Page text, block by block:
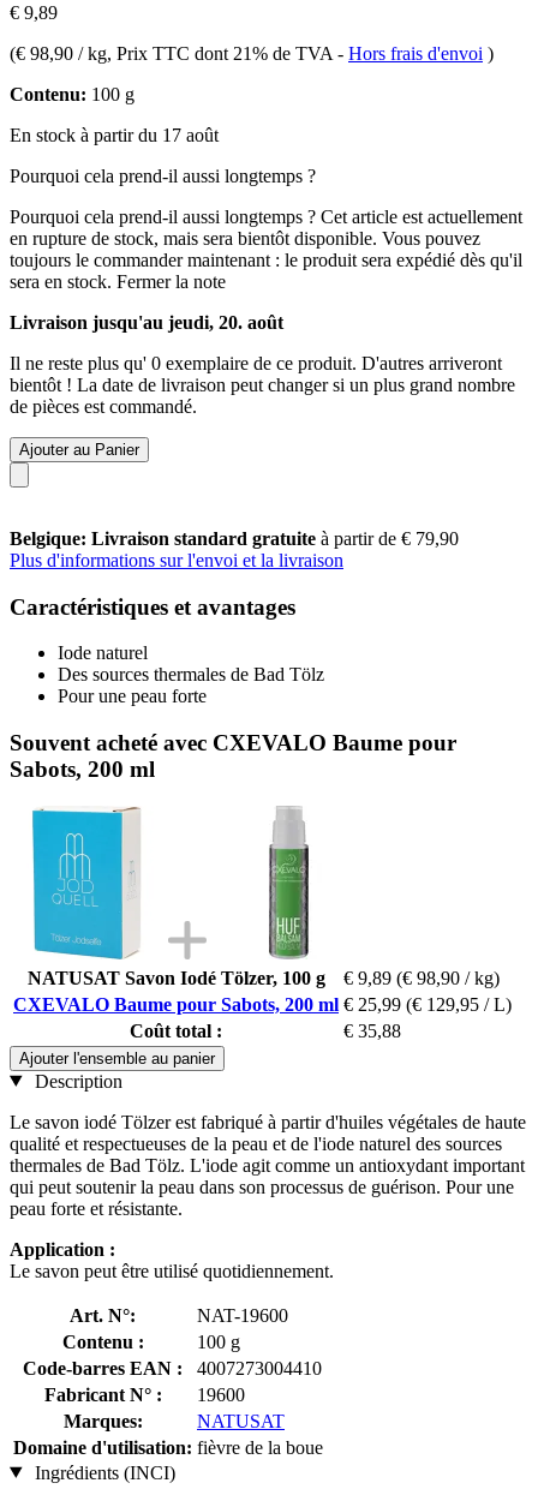
€ 9,89
(€ 98,90 / kg, Prix TTC dont 21% de TVA - Hors frais d'envoi )
Contenu: 100 g
En stock à partir du 17 août
Pourquoi cela prend-il aussi longtemps ?
Pourquoi cela prend-il aussi longtemps ? Cet article est actuellement
en rupture de stock, mais sera bientôt disponible. Vous pouvez
toujours le commander maintenant : le produit sera expédié dès qu'il
sera en stock. Fermer la note
Livraison jusqu'au jeudi, 20. août
Il ne reste plus qu' 0 exemplaire de ce produit. D'autres arriveront
bientôt ! La date de livraison peut changer si un plus grand nombre
de pièces est commandé.
Ajouter au Panier
Belgique: Livraison standard gratuite à partir de € 79,90
Plus d'informations sur l'envoi et la livraison
Caractéristiques et avantages
Iode naturel
Des sources thermales de Bad Tölz
Pour une peau forte
Souvent acheté avec CXEVALO Baume pour
Sabots, 200 ml
NATUSAT Savon Iodé Tölzer, 100 g € 9,89 (€ 98,90 / kg)
CXEVALO Baume pour Sabots, 200 ml € 25,99 (€ 129,95 / L)
Coût total :
€ 35,88
Ajouter l'ensemble au panier
Description
Le savon iodé Tölzer est fabriqué à partir d'huiles végétales de haute
qualité et respectueuses de la peau et de l'iode naturel des sources
thermales de Bad Tölz. L'iode agit comme un antioxydant important
qui peut soutenir la peau dans son processus de guérison. Pour une
peau forte et résistante.
Application :
Le savon peut être utilisé quotidiennement.
Art. N°:
NAT-19600
Contenu :
100 g
Code-barres EAN :
4007273004410
Fabricant N° :
19600
Marques:
NATUSAT
Domaine d'utilisation: fièvre de la boue
Ingrédients (INCI)